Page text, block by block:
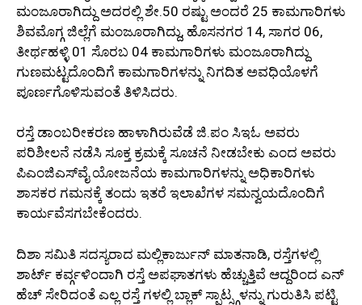
ಮಂಜೂರಾಗಿದ್ದು ಅದರಲ್ಲಿ ಶೇ.50 ರಷ್ಟು ಅಂದರೆ 25 ಕಾಮಗಾರಿಗಳು
ಶಿವಮೊಗ್ಗ ಜಿಲ್ಲೆಗೆ ಮಂಜೂರಾಗಿದ್ದು, ಹೊಸನಗರ 14, ಸಾಗರ 06,
ತೀರ್ಥಹಳ್ಳಿ 01 ಸೊರಬ 04 ಕಾಮಗಾರಿಗಳು ಮಂಜೂರಾಗಿದ್ದು
ಗುಣಮಟ್ಟದೊಂದಿಗೆ ಕಾಮಗಾರಿಗಳನ್ನು ನಿಗದಿತ ಅವಧಿಯೊಳಗೆ
ಪೂರ್ಣಗೊಳಿಸುವಂತೆ ತಿಳಿಸಿದರು.
ರಸ್ತೆ ಡಾಂಬರೀಕರಣ ಹಾಳಾಗಿರುವೆಡೆ ಜಿ.ಪಂ ಸಿಇಓ ಅವರು
ಪರಿಶೀಲನೆ ನಡೆಸಿ ಸೂಕ್ತ ಕ್ರಮಕ್ಕೆ ಸೂಚನೆ ನೀಡಬೇಕು ಎಂದ ಅವರು
ಪಿಎಂಜಿಎಸ್‌ವೈ ಯೋಜನೆಯ ಕಾಮಗಾರಿಗಳನ್ನು ಅಧಿಕಾರಿಗಳು
ಶಾಸಕರ ಗಮನಕ್ಕೆ ತಂದು ಇತರೆ ಇಲಾಖೆಗಳ ಸಮನ್ವಯದೊಂದಿಗೆ
ಕಾರ್ಯವೆಸಗಬೇಕೆಂದರು.
ದಿಶಾ ಸಮಿತಿ ಸದಸ್ಯರಾದ ಮಲ್ಲಿಕಾರ್ಜುನ್ ಮಾತನಾಡಿ, ರಸ್ತೆಗಳಲ್ಲಿ
ಶಾರ್ಟ್ ಕರ್ವ್ಗಳಿಂದಾಗಿ ರಸ್ತೆ ಅಪಘಾತಗಳು ಹೆಚ್ಚುತ್ತಿವೆ ಆದ್ದರಿಂದ ಎನ್
ಹೆಚ್ ಸೇರಿದಂತೆ ಎಲ್ಲ ರಸ್ತೆ ಗಳಲ್ಲಿ ಬ್ಲಾಕ್ ಸ್ಪಾಟ್ಸ್ಗಳನ್ನು ಗುರುತಿಸಿ ಪಟ್ಟಿ